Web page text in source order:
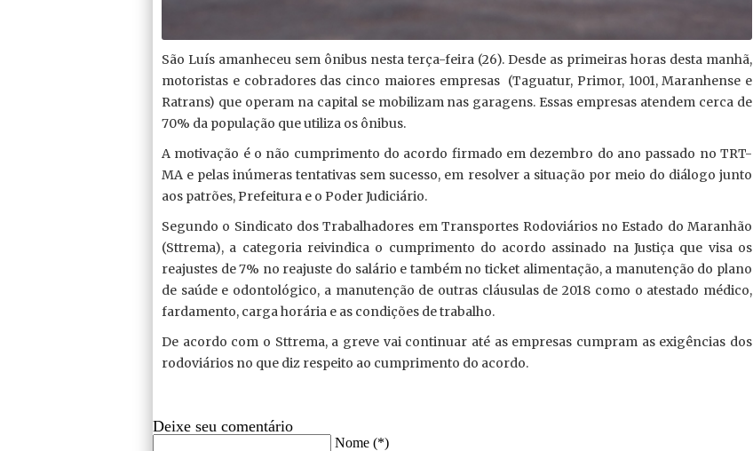
São Luís amanheceu sem ônibus nesta terça-feira (26). Desde as primeiras horas desta manhã,
motoristas e cobradores das cinco maiores empresas (Taguatur, Primor, 1001, Maranhense e
Ratrans) que operam na capital se mobilizam nas garagens. Essas empresas atendem cerca de
70% da população que utiliza os ônibus.
A motivação é o não cumprimento do acordo firmado em dezembro do ano passado no TRT-
MA e pelas inúmeras tentativas sem sucesso, em resolver a situação por meio do diálogo junto
aos patrões, Prefeitura e o Poder Judiciário.
Segundo o Sindicato dos Trabalhadores em Transportes Rodoviários no Estado do Maranhão
(Sttrema), a categoria reivindica o cumprimento do acordo assinado na Justiça que visa os
reajustes de 7% no reajuste do salário e também no ticket alimentação, a manutenção do plano
de saúde e odontológico, a manutenção de outras cláusulas de 2018 como o atestado médico,
fardamento, carga horária e as condições de trabalho.
De acordo com o Sttrema, a greve vai continuar até as empresas cumpram as exigências dos
rodoviários no que diz respeito ao cumprimento do acordo.
Deixe seu comentário
Nome (*)